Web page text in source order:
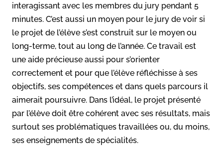
interagissant avec les membres du jury pendant 5
minutes. C’est aussi un moyen pour le jury de voir si
le projet de l’élève s’est construit sur le moyen ou
long-terme, tout au long de l’année. Ce travail est
une aide précieuse aussi pour s’orienter
correctement et pour que l’élève réfléchisse à ses
objectifs, ses compétences et dans quels parcours il
aimerait poursuivre. Dans l’idéal, le projet présenté
par l’élève doit être cohérent avec ses résultats, mais
surtout ses problématiques travaillées ou, du moins,
ses enseignements de spécialités.